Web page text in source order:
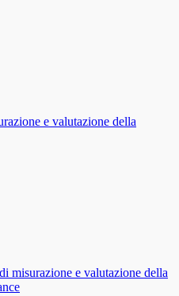
e valutazione della
misurazione e valutazione della